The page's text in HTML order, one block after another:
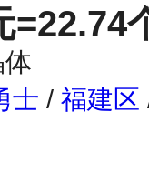
=22.74
士 / 福建区